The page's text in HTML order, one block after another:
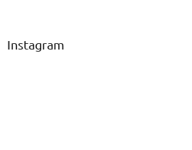
Instagram